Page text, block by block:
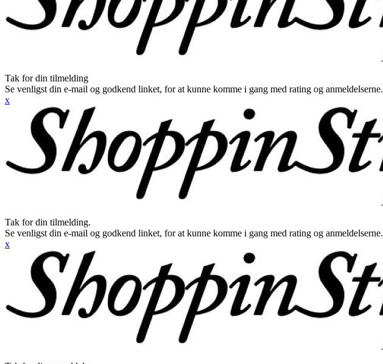
Tak for din tilmelding
Se venligst din e-mail og godkend linket, for at kunne komme i gang med rating og anmeldelserne.
x
Tak for din tilmelding.
Se venligst din e-mail og godkend linket, for at kunne komme i gang med rating og anmeldelserne.
x